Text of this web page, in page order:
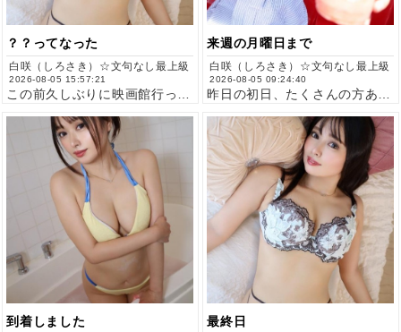
？？ってなった
白咲（しろさき）☆文句なし最上級
2026-08-05 15:57:21
来週の月曜日まで
白咲（しろさき）☆文句なし最上級
2026-08-05 09:24:40
到着しました 最終日